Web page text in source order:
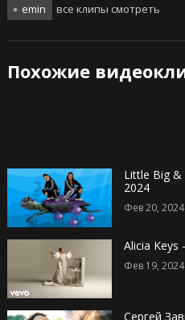
emin все клипы смотреть
Похожие
Little Big
2024
Фев 20, 2024
Alicia
Фев 19, 2024
Сергей